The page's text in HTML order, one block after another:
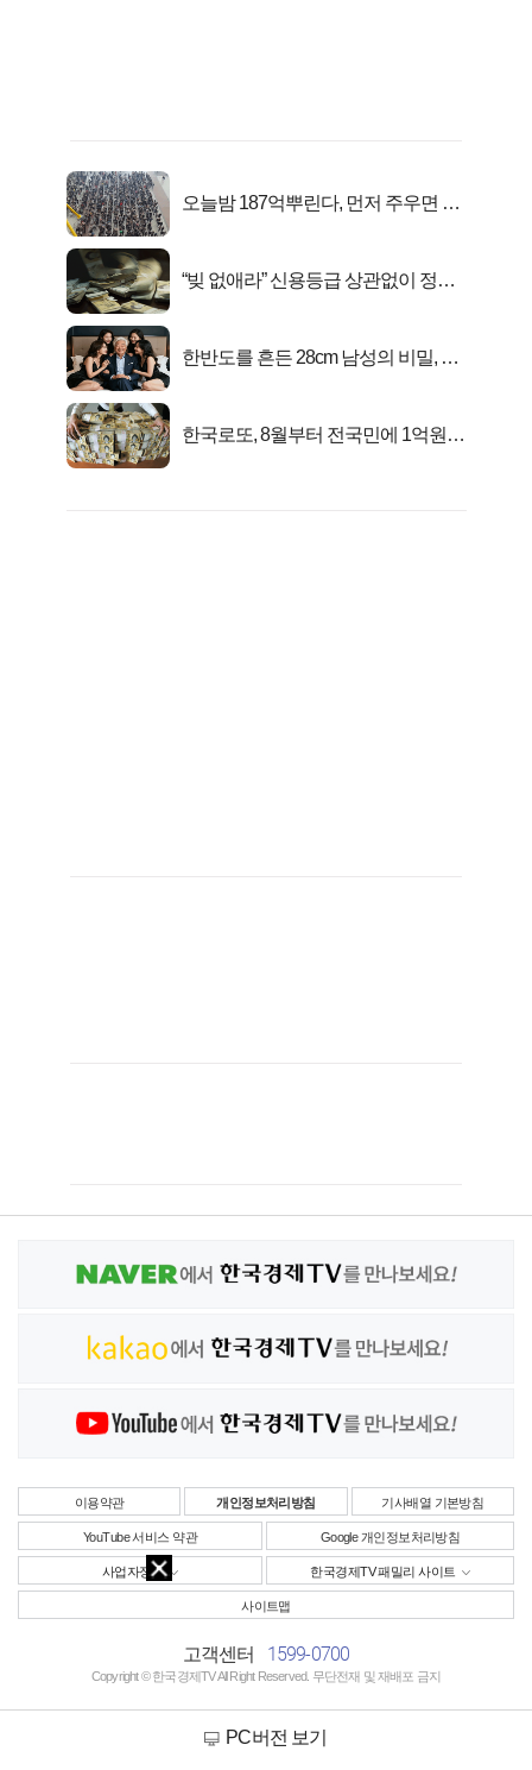
오늘밤 187억뿌린다, 먼저 주우면 최
“빚 없애라” 신용등급 상관없이 정부
한반도를 흔든 28cm 남성의 비밀, 매
한국로또, 8월부터 전국민에 1억원씩
이용약관 개인정보처리방침 기사배열 기본방침
YouTube 서비스 약관 Google 개인정보처리방침
사업자정보 한국경제TV 패밀리 사이트
사이트맵
고객센터 1599-0700
Copyright © 한국경제TV All Right Reserved. 무단전재 및 재배포 금지
PC버전 보기